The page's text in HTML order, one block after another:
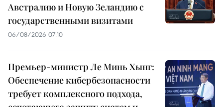
Австралию и Новую Зеландию с
государственными визитами
06/08/2026 07:10
Премьер-министр Ле Минь Хынг:
Обеспечение кибербезопасности
требует комплексного подхода,